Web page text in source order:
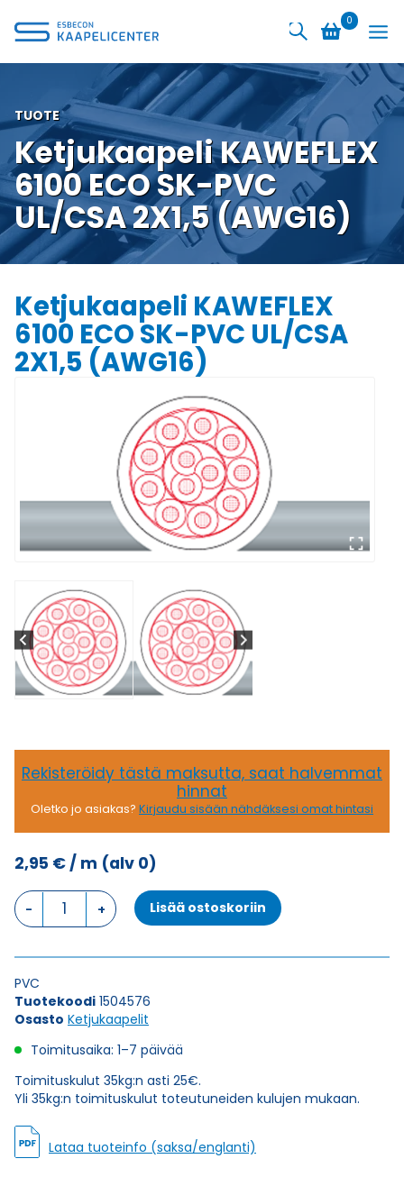
sisältöön
0
TUOTE
Ketjukaapeli KAWEFLEX
6100 ECO SK-PVC
UL/CSA 2X1,5 (AWG16)
Ketjukaapeli KAWEFLEX
6100 ECO SK-PVC UL/CSA
2X1,5 (AWG16)
Rekisteröidy tästä maksutta, saat halvemmat
hinnat
Oletko jo asiakas? Kirjaudu sisään nähdäksesi omat hintasi
2,95 €/ m (alv 0)
Ketjukaapeli
KAWEFLEX
ECO
UL/CSA
2X1,5
(AWG16)
Lisää ostoskoriin
PVC
Tuotekoodi 1504576
Osasto Ketjukaapelit
Toimitusaika: 1–7 päivää
Toimituskulut 35kg:n asti 25€.
Yli 35kg:n toimituskulut toteutuneiden kulujen mukaan.
Lataa tuoteinfo (saksa/englanti)